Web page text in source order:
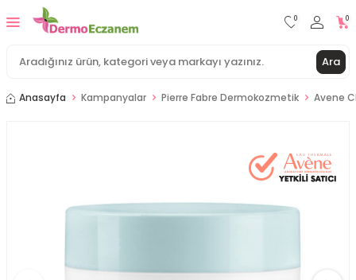
Ara
0 0
Anasayfa Kampanyalar Pierre Fabre Dermokozmetik Avene